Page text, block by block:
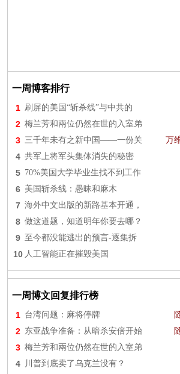
一周博客排行
1 刷屏的美国“斩杀线”与中共的
2 梅兰芳和兩位仍然在世的入室弟
3 三千年未有之新中国——一份关 万
4 共军上将军头集体消失的秘密
5 70%美国大学毕业生找不到工作
6 美国斩杀线：愚昧和麻木
7 海外中文出版的新路基本开通，
8 做这道题，知道明年你要去哪？
9 至今都没能逃出的预言-逐集拆
10 人工智能正在摧毁美国
一周博文回复排行榜
1 台湾问题：麻将停牌
2 东亚战争准备：从暗杀安倍开始
3 梅兰芳和兩位仍然在世的入室弟
4 川普到底卖了乌克兰没有？